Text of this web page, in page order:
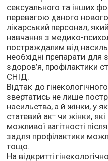
сексуального та інших
перевагою даного
лікарський персонал,
навчання з медико-
постраждалим від
необхідні препарати для
здоров’я, профілактики
СНІД.
Відтак до
звертатись не лише
насильства, а й жінки, у
статевий акт чи жінки,
можливої вагітності
задля профілактики
тощо.
На відкритті